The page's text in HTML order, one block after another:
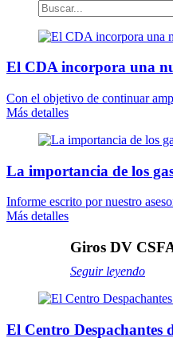
El CDA incorpora una
Con el objetivo de continuar
Más detalles
La importancia de los
Informe escrito por nuestro
Más detalles
Giros DV
Seguir leyendo
El Centro